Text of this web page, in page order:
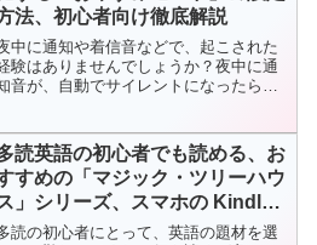
法、初心者向け徹底解説
中に通知や着信音などで、起こされた
験はありませんでしょうか？夜中に通
音が、自動でサイレントになったら熟
が、できるようになります。記事を読み
がら、同じように操作...
読英語の初心者でも読める、お
すめの「マジック・ツリーハウ
」シリーズ、スマホの Kindle
読めます
読の初心者にとって、英語の題材を選